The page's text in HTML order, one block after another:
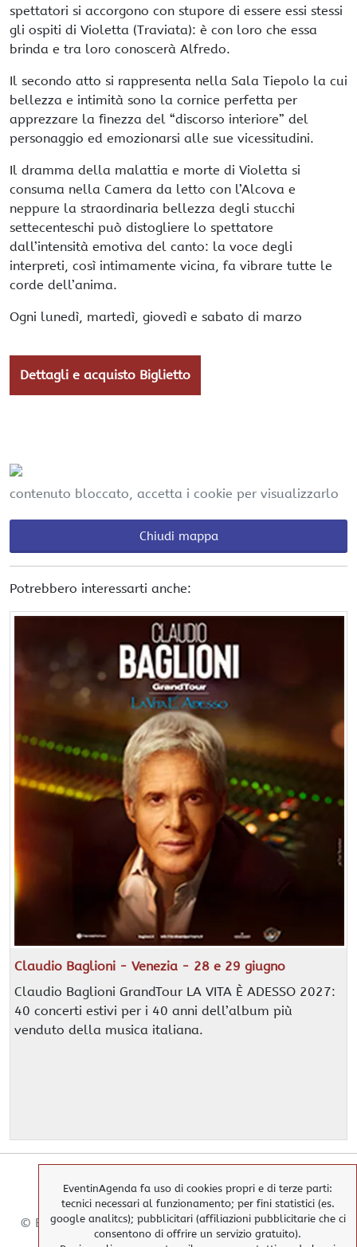
spettatori si accorgono con stupore di essere essi stessi
gli ospiti di Violetta (Traviata): è con loro che essa
brinda e tra loro conoscerà Alfredo.
Il secondo atto si rappresenta nella Sala Tiepolo la cui
bellezza e intimità sono la cornice perfetta per
apprezzare la ﬁnezza del “discorso interiore” del
personaggio ed emozionarsi alle sue vicessitudini.
Il dramma della malattia e morte di Violetta si
consuma nella Camera da letto con l’Alcova e
neppure la straordinaria bellezza degli stucchi
settecenteschi può distogliere lo spettatore
dall’intensità emotiva del canto: la voce degli
interpreti, così intimamente vicina, fa vibrare tutte le
corde dell’anima.
Ogni lunedì, martedì, giovedì e sabato di marzo
Dettagli e acquisto Biglietto
contenuto bloccato, accetta i cookie per visualizzarlo
Chiudi mappa
Potrebbero interessarti anche:
Claudio Baglioni - Venezia - 28 e 29 giugno
Claudio Baglioni GrandTour LA VITA È ADESSO 2027:
40 concerti estivi per i 40 anni dell’album più
venduto della musica italiana.
© EventinAgenda 2017-2026-All Rights Reserved.
EventinAgenda fa uso di cookies propri e di terze parti:
tecnici necessari al funzionamento; per fini statistici (es.
google analitcs); pubblicitari (affiliazioni pubblicitarie che ci
consentono di offrire un servizio gratuito).